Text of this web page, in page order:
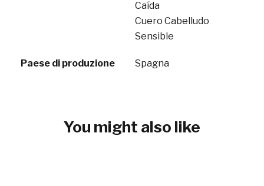
Caída
Cuero Cabelludo
Sensible
Paese di produzione Spagna
You might also like